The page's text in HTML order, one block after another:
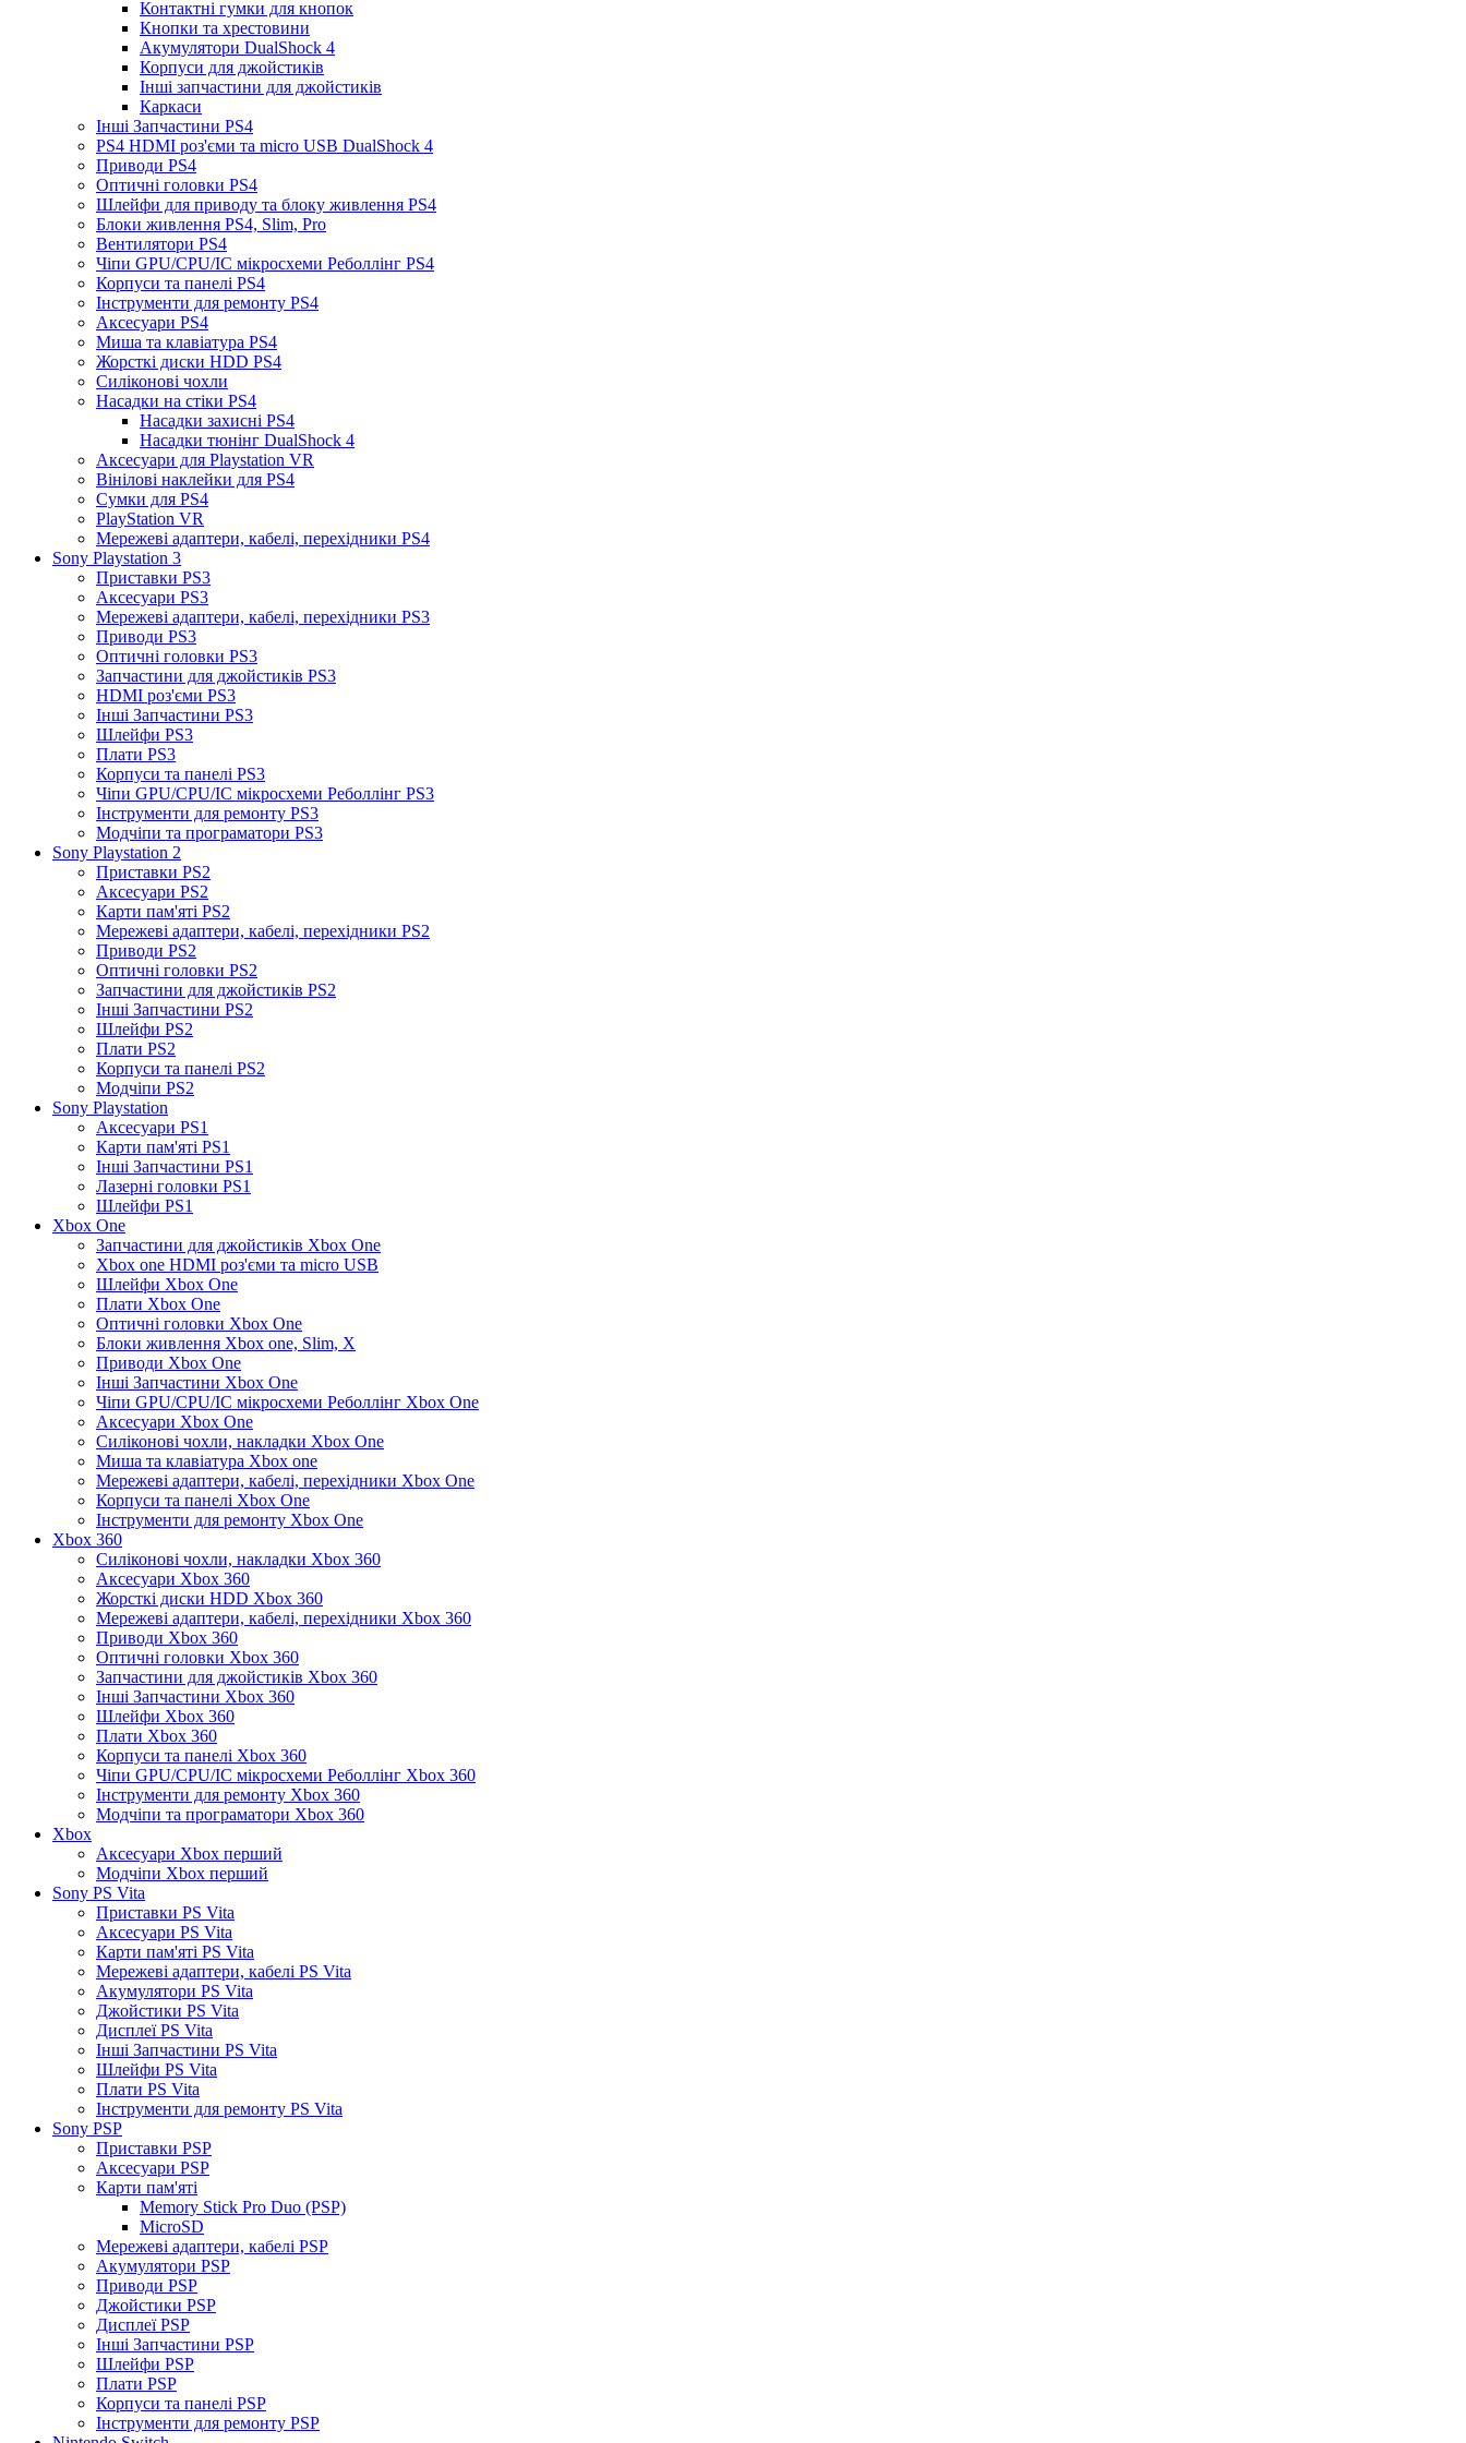
Контактні гумки для кнопок
Кнопки та хрестовини
Акумулятори DualShock 4
Корпуси для джойстиків
Інші запчастини для джойстиків
Каркаси
Інші Запчастини PS4
PS4 HDMI роз'єми та micro USB DualShock 4
Приводи PS4
Оптичні головки PS4
Шлейфи для приводу та блоку живлення PS4
Блоки живлення PS4, Slim, Pro
Вентилятори PS4
Чіпи GPU/CPU/IC мікросхеми Реболлінг PS4
Корпуси та панелі PS4
Інструменти для ремонту PS4
Аксесуари PS4
Миша та клавіатура PS4
Жорсткі диски HDD PS4
Силіконові чохли
Насадки на стіки PS4
Насадки захисні PS4
Насадки тюнінг DualShock 4
Аксесуари для Playstation VR
Вінілові наклейки для PS4
Сумки для PS4
PlayStation VR
Мережеві адаптери, кабелі, перехідники PS4
Sony Playstation 3
Приставки PS3
Аксесуари PS3
Мережеві адаптери, кабелі, перехідники PS3
Приводи PS3
Оптичні головки PS3
Запчастини для джойстиків PS3
HDMI роз'єми PS3
Інші Запчастини PS3
Шлейфи PS3
Плати PS3
Корпуси та панелі PS3
Чіпи GPU/CPU/IC мікросхеми Реболлінг PS3
Інструменти для ремонту PS3
Модчіпи та програматори PS3
Sony Playstation 2
Приставки PS2
Аксесуари PS2
Карти пам'яті PS2
Мережеві адаптери, кабелі, перехідники PS2
Приводи PS2
Оптичні головки PS2
Запчастини для джойстиків PS2
Інші Запчастини PS2
Шлейфи PS2
Плати PS2
Корпуси та панелі PS2
Модчіпи PS2
Sony Playstation
Аксесуари PS1
Карти пам'яті PS1
Інші Запчастини PS1
Лазерні головки PS1
Шлейфи PS1
Xbox One
Запчастини для джойстиків Xbox One
Xbox one HDMI роз'єми та micro USB
Шлейфи Xbox One
Плати Xbox One
Оптичні головки Xbox One
Блоки живлення Xbox one, Slim, X
Приводи Xbox One
Інші Запчастини Xbox One
Чіпи GPU/CPU/IC мікросхеми Реболлінг Xbox One
Аксесуари Xbox One
Силіконові чохли, накладки Xbox One
Миша та клавіатура Xbox one
Мережеві адаптери, кабелі, перехідники Xbox One
Корпуси та панелі Xbox One
Інструменти для ремонту Xbox One
Xbox 360
Силіконові чохли, накладки Xbox 360
Аксесуари Xbox 360
Жорсткі диски HDD Xbox 360
Мережеві адаптери, кабелі, перехідники Xbox 360
Приводи Xbox 360
Оптичні головки Xbox 360
Запчастини для джойстиків Xbox 360
Інші Запчастини Xbox 360
Шлейфи Xbox 360
Плати Xbox 360
Корпуси та панелі Xbox 360
Чіпи GPU/CPU/IC мікросхеми Реболлінг Xbox 360
Інструменти для ремонту Xbox 360
Модчіпи та програматори Xbox 360
Xbox
Аксесуари Xbox перший
Модчіпи Xbox перший
Sony PS Vita
Приставки PS Vita
Аксесуари PS Vita
Карти пам'яті PS Vita
Мережеві адаптери, кабелі PS Vita
Акумулятори PS Vita
Джойстики PS Vita
Дисплеї PS Vita
Інші Запчастини PS Vita
Шлейфи PS Vita
Плати PS Vita
Інструменти для ремонту PS Vita
Sony PSP
Приставки PSP
Аксесуари PSP
Карти пам'яті
Memory Stick Pro Duo (PSP)
MicroSD
Мережеві адаптери, кабелі PSP
Акумулятори PSP
Приводи PSP
Джойстики PSP
Дисплеї PSP
Інші Запчастини PSP
Шлейфи PSP
Плати PSP
Корпуси та панелі PSP
Інструменти для ремонту PSP